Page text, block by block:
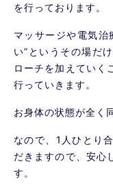
を行っております。
マッサージや電気治
い”というその場だ
ローチを加えていく
行っていきます。
お身体の状態が全く
なので、1人ひとり
だきますので、安心
す。